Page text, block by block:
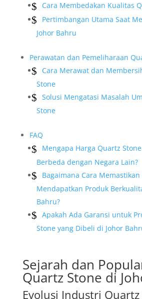
Cara Membedakan Kualitas
Pertimbangan Utama Saat
Johor Bahru
Perawatan dan Pemeliharaan
Cara Merawat dan
Stone
Solusi Mengatasi Masalah
Stone
FAQ
Mengapa Harga Quartz
Berbeda dengan Negara Lain?
Bagaimana Cara Memastikan
Mendapatkan Produk
Bahru?
Apakah Ada Garansi untuk
Stone yang Dibeli di Johor
Sejarah dan
Quartz Stone di
Evolusi Industri